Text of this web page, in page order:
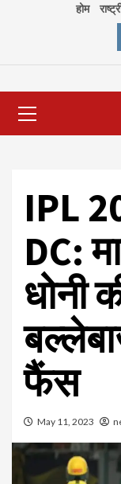
होम
Menu
IPL
DC:
धोनी
फैंस
May 11, 2023